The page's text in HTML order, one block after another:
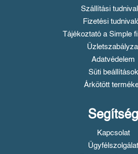
Szállítási
Fizetési
Tájékoztató a Simple
Adatvédelem
Süti beállítások
Árkötött
Segítség
Kapcsolat
Ügyfélszolgálat